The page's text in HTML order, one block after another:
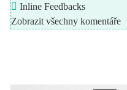
Inline Feedbacks
Zobrazit všechny komentáře